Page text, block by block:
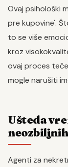
Ovaj psihološki
pre kupovine'.
to se više
kroz
ovaj proces
mogle narušiti
Ušteda
Agenti za